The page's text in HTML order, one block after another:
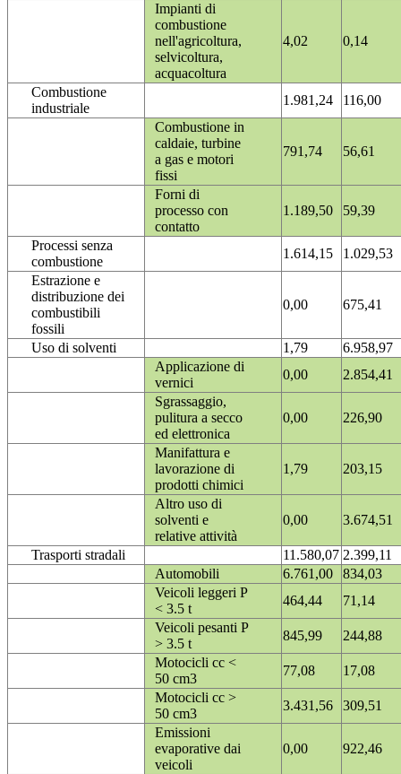
Impianti di
combustione
nell'agricoltura,
selvicoltura,
acquacoltura
4,02 0,14
Combustione
industriale
1.981,24
116,00
Combustione in
caldaie, turbine
a gas e motori
fissi
791,74 56,61
Forni di
processo con
contatto
1.189,50 59,39
Processi senza
combustione
1.614,15
1.029,53
Estrazione e
distribuzione dei
combustibili
fossili
0,00 675,41
Uso di solventi 1,79
6.958,97
Applicazione di
vernici
0,00
2.854,41
Sgrassaggio,
pulitura a secco
ed elettronica
0,00 226,90
Manifattura e
lavorazione di
prodotti chimici
1,79 203,15
Altro uso di
solventi e
relative attività
0,00 3.674,51
Trasporti stradali 11.580,07 2.399,11
Automobili
6.761,00
834,03
Veicoli leggeri P
< 3.5 t
464,44
71,14
Veicoli pesanti P
> 3.5 t
845,99
244,88
Motocicli cc <
50 cm3
77,08
17,08
Motocicli cc >
50 cm3
3.431,56
309,51
Emissioni
evaporative dai
veicoli
0,00 922,46